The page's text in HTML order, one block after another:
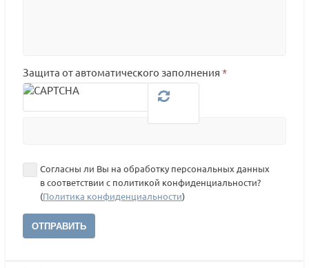
Защита от автоматического заполнения *
Согласны ли Вы на обработку персональных данных
в соответствии с политикой конфиденциальности?
(Политика конфиденциальности)
ОТПРАВИТЬ